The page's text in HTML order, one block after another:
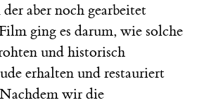
aber noch gearbeitet
ging es darum, wie solche
und historisch
erhalten und restauriert
wir die